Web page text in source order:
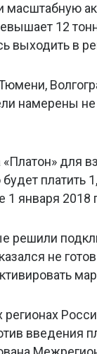
12
выходить в
намерены
для
платить
1 января 2018
решили
не
введения